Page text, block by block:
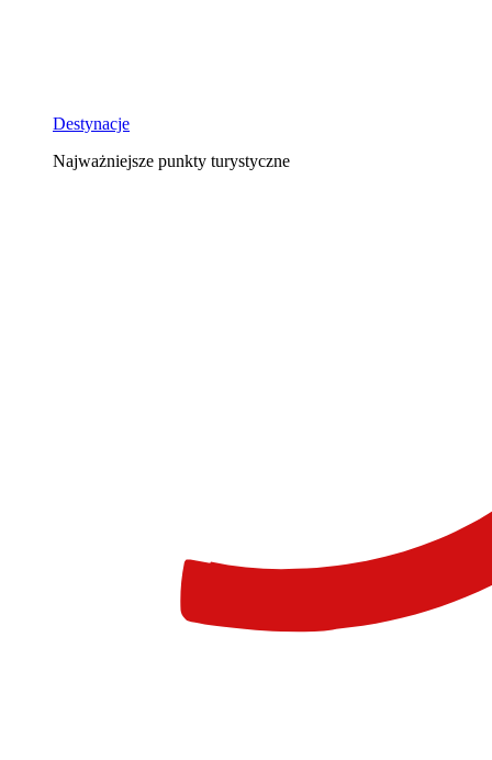
Destynacje
Najważniejsze punkty turystyczne